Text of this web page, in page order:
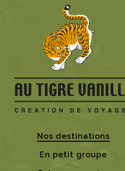
Nos destinations
En petit groupe